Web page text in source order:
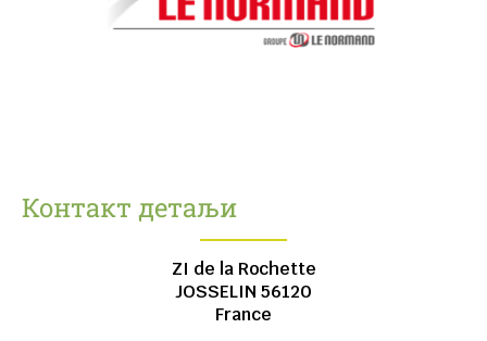
Контакт детаљи
ZI de la Rochette
JOSSELIN 56120
France